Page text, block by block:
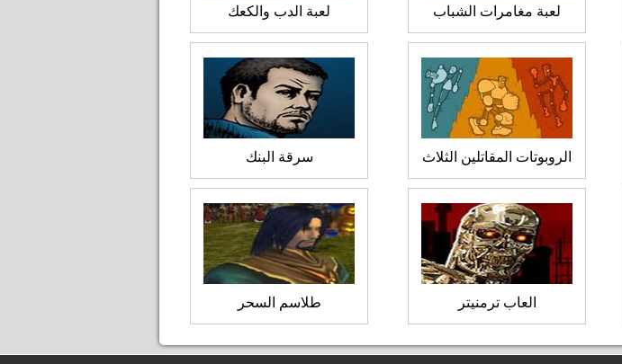
لعبة مغامرات الشباب لعبة الدب والكعك
الروبوتات المقاتلين الثلاث سرقة البنك
العاب ترمنيتر طلاسم السحر